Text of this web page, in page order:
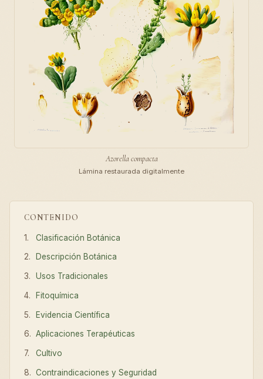
CONTENIDO
Clasificación Botánica
Descripción Botánica
Usos Tradicionales
Fitoquímica
Evidencia Científica
Aplicaciones Terapéuticas
Cultivo
Contraindicaciones y Seguridad
Azorella compacta
Lámina restaurada digitalmente